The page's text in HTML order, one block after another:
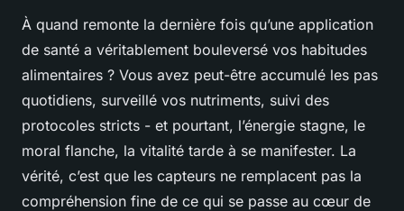
À quand remonte la dernière fois qu’une application
de santé a véritablement bouleversé vos habitudes
alimentaires ? Vous avez peut-être accumulé les pas
quotidiens, surveillé vos nutriments, suivi des
protocoles stricts - et pourtant, l’énergie stagne, le
moral flanche, la vitalité tarde à se manifester. La
vérité, c’est que les capteurs ne remplacent pas la
compréhension fine de ce qui se passe au cœur de